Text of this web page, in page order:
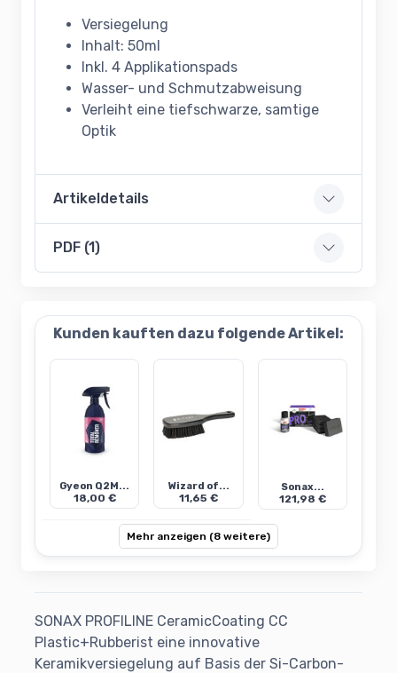
Versiegelung
Inhalt: 50ml
Inkl. 4 Applikationspads
Wasser- und Schmutzabweisung
Verleiht eine tiefschwarze, samtige
Optik
Artikeldetails
PDF (1)
Kunden kauften dazu folgende Artikel:
Gyeon Q2M...
18,00 €
Wizard of...
11,65 €
Sonax...
121,98 €
Mehr anzeigen (8 weitere)
SONAX PROFILINE CeramicCoating CC
Plastic+Rubberist eine innovative
Keramikversiegelung auf Basis der Si-Carbon-